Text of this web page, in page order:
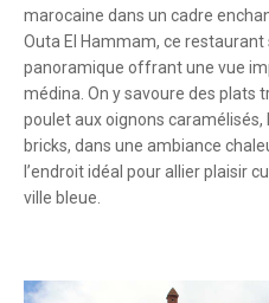
marocaine dans un cadre
Outa El Hammam, ce
panoramique offrant une vue
médina. On y savoure des plats
poulet aux oignons caramélisés,
bricks, dans une ambiance
l’endroit idéal pour allier plaisir
ville bleue.